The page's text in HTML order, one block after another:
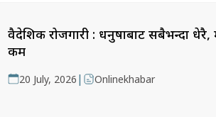
वैदेशिक रोजगारी : धनुषाबाट सबैभन्दा धेरै,
कम
20 July, 2026 | Onlinekhabar